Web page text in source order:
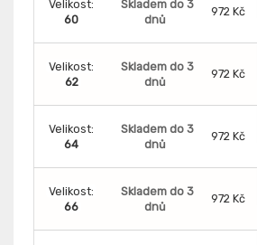
Velikost:
60
Skladem do 3
dnů
972 Kč
Velikost:
62
Skladem do 3
dnů
972 Kč
Velikost:
64
Skladem do 3
dnů
972 Kč
Velikost:
66
Skladem do 3
dnů
972 Kč